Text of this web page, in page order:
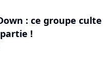
: ce groupe culte
!